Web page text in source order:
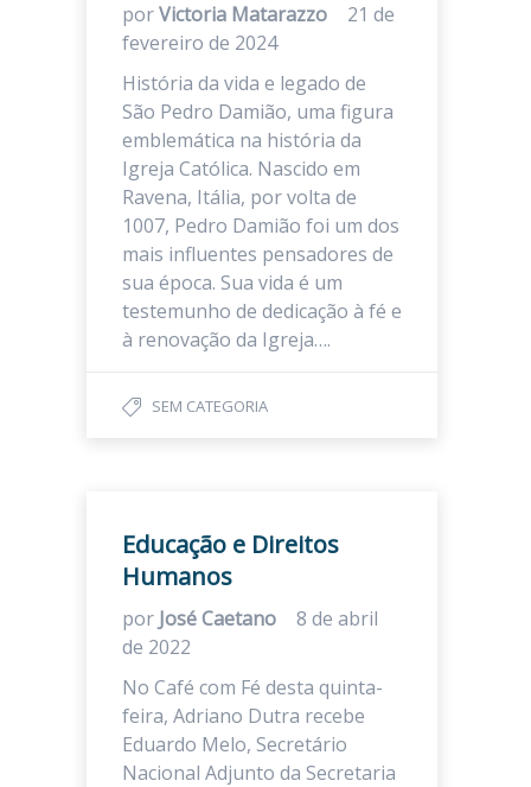
porVictoria Matarazzo
21 de
fevereiro de 2024
História da vida e legado de
São Pedro Damião, uma figura
emblemática na história da
Igreja Católica. Nascido em
Ravena, Itália, por volta de
1007, Pedro Damião foi um dos
mais influentes pensadores de
sua época. Sua vida é um
testemunho de dedicação à fé e
à renovação da Igreja….
SEM CATEGORIA
Educação e Direitos
Humanos
por José Caetano
8 de abril
de 2022
No Café com Fé desta quinta-
feira, Adriano Dutra recebe
Eduardo Melo, Secretário
Nacional Adjunto da Secretaria